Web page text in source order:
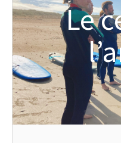
Le